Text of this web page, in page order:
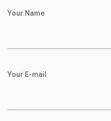
Your Name
Your E-mail